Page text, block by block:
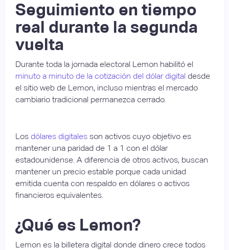
Seguimiento en tiempo
real durante la segunda
vuelta
Durante toda la jornada electoral Lemon habilitó el
minuto a minuto de la cotización del dólar digital desde
el sitio web de Lemon, incluso mientras el mercado
cambiario tradicional permanezca cerrado.
Los dólares digitales son activos cuyo objetivo es
mantener una paridad de 1 a 1 con el dólar
estadounidense. A diferencia de otros activos, buscan
mantener un precio estable porque cada unidad
emitida cuenta con respaldo en dólares o activos
financieros equivalentes.
¿Qué es Lemon?
Lemon es la billetera digital donde dinero crece todos